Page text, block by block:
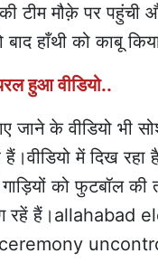
टीम मौक़े पर पहुंची
हाँथी को काबू
हुआ वीडियो..
जाने के वीडियो भी
में दिख
को फुटबॉल की
रहें हैं।allahabad